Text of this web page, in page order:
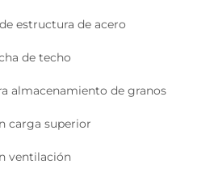
estructura de acero
de techo
almacenamiento de granos
carga superior
ventilación